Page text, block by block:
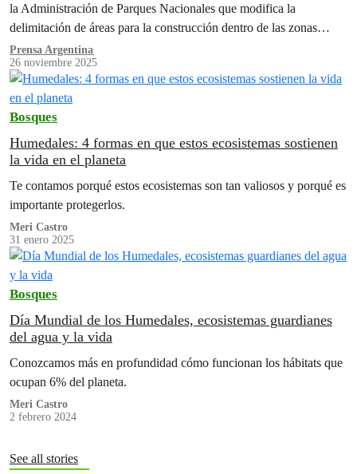
la Administración de Parques Nacionales que modifica la
delimitación de áreas para la construcción dentro de las zonas
protegidas y sobre…
Prensa Argentina
26 noviembre 2025
Bosques
Humedales: 4 formas en que estos ecosistemas sostienen
la vida en el planeta
Te contamos porqué estos ecosistemas son tan valiosos y porqué es
importante protegerlos.
Meri Castro
31 enero 2025
Bosques
Día Mundial de los Humedales, ecosistemas guardianes
del agua y la vida
Conozcamos más en profundidad cómo funcionan los hábitats que
ocupan 6% del planeta.
Meri Castro
2 febrero 2024
See all stories